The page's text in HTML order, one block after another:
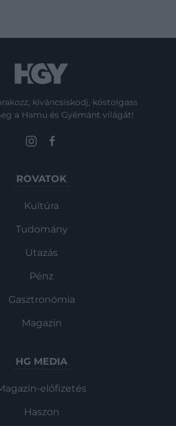
kíváncsiskodj, kóstolgass
a Hamu és Gyémánt világát!
ROVATOK
Kultúra
Tudomány
Utazás
Pénz
Gasztronómia
Magazin
HG MEDIA
előfizetés
Haszon